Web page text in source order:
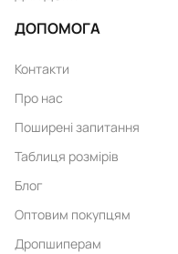
ДОПОМОГА
Контакти
Про нас
Поширені запитання
Таблиця розмірів
Блог
Оптовим покупцям
Дропшиперам